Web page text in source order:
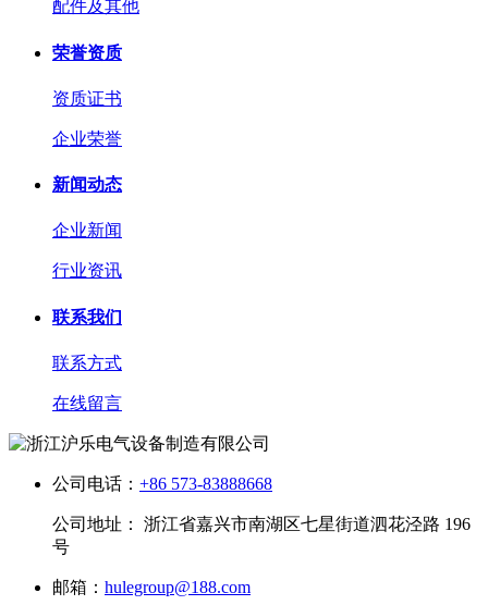
配件及其他
荣誉资质
资质证书
企业荣誉
新闻动态
企业新闻
行业资讯
联系我们
联系方式
在线留言
公司电话： +86 573-83888668
公司地址： 浙江省嘉兴市南湖区七星街道泗花泾路 196
号
邮箱： hulegroup@188.com